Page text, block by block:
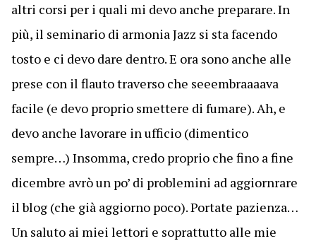
altri corsi per i quali mi devo anche preparare. In
più, il seminario di armonia Jazz si sta facendo
tosto e ci devo dare dentro. E ora sono anche alle
prese con il flauto traverso che seeembraaaava
facile (e devo proprio smettere di fumare). Ah, e
devo anche lavorare in ufficio (dimentico
sempre…) Insomma, credo proprio che fino a fine
dicembre avrò un po’ di problemini ad aggiornrare
il blog (che già aggiorno poco). Portate pazienza…
Un saluto ai miei lettori e soprattutto alle mie